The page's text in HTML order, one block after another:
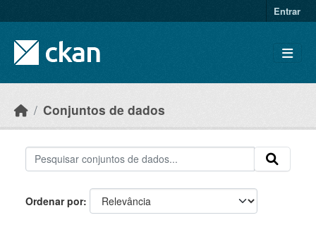
Entrar
Conjuntos de dados
Ordenar por